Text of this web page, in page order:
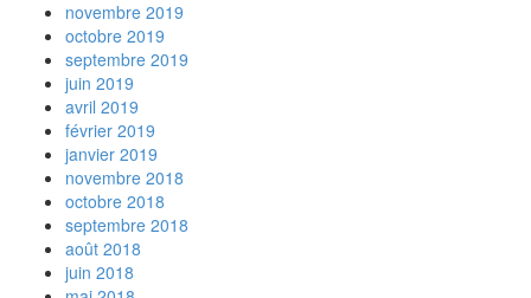
novembre 2019
octobre 2019
septembre 2019
juin 2019
avril 2019
février 2019
janvier 2019
novembre 2018
octobre 2018
septembre 2018
août 2018
juin 2018